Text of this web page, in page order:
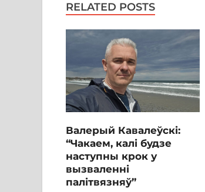
RELATED POSTS
Валерый Кавалеўскі:
“Чакаем, калі будзе
наступны крок у
вызваленні
палітвязняў”